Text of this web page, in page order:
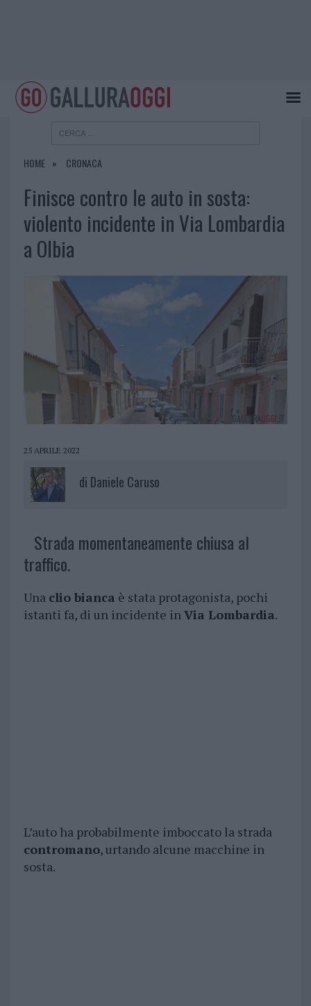
HOME CRONACA
Finisce contro le auto in sosta:
violento incidente in Via Lombardia
a Olbia
25 APRILE 2022
di Daniele Caruso
Strada momentaneamente chiusa al
traffico.
Una clio bianca è stata protagonista, pochi
istanti fa, di un incidente inVia Lombardia.
L’auto ha probabilmente imboccato la strada
contromano, urtando alcune macchine in
sosta.